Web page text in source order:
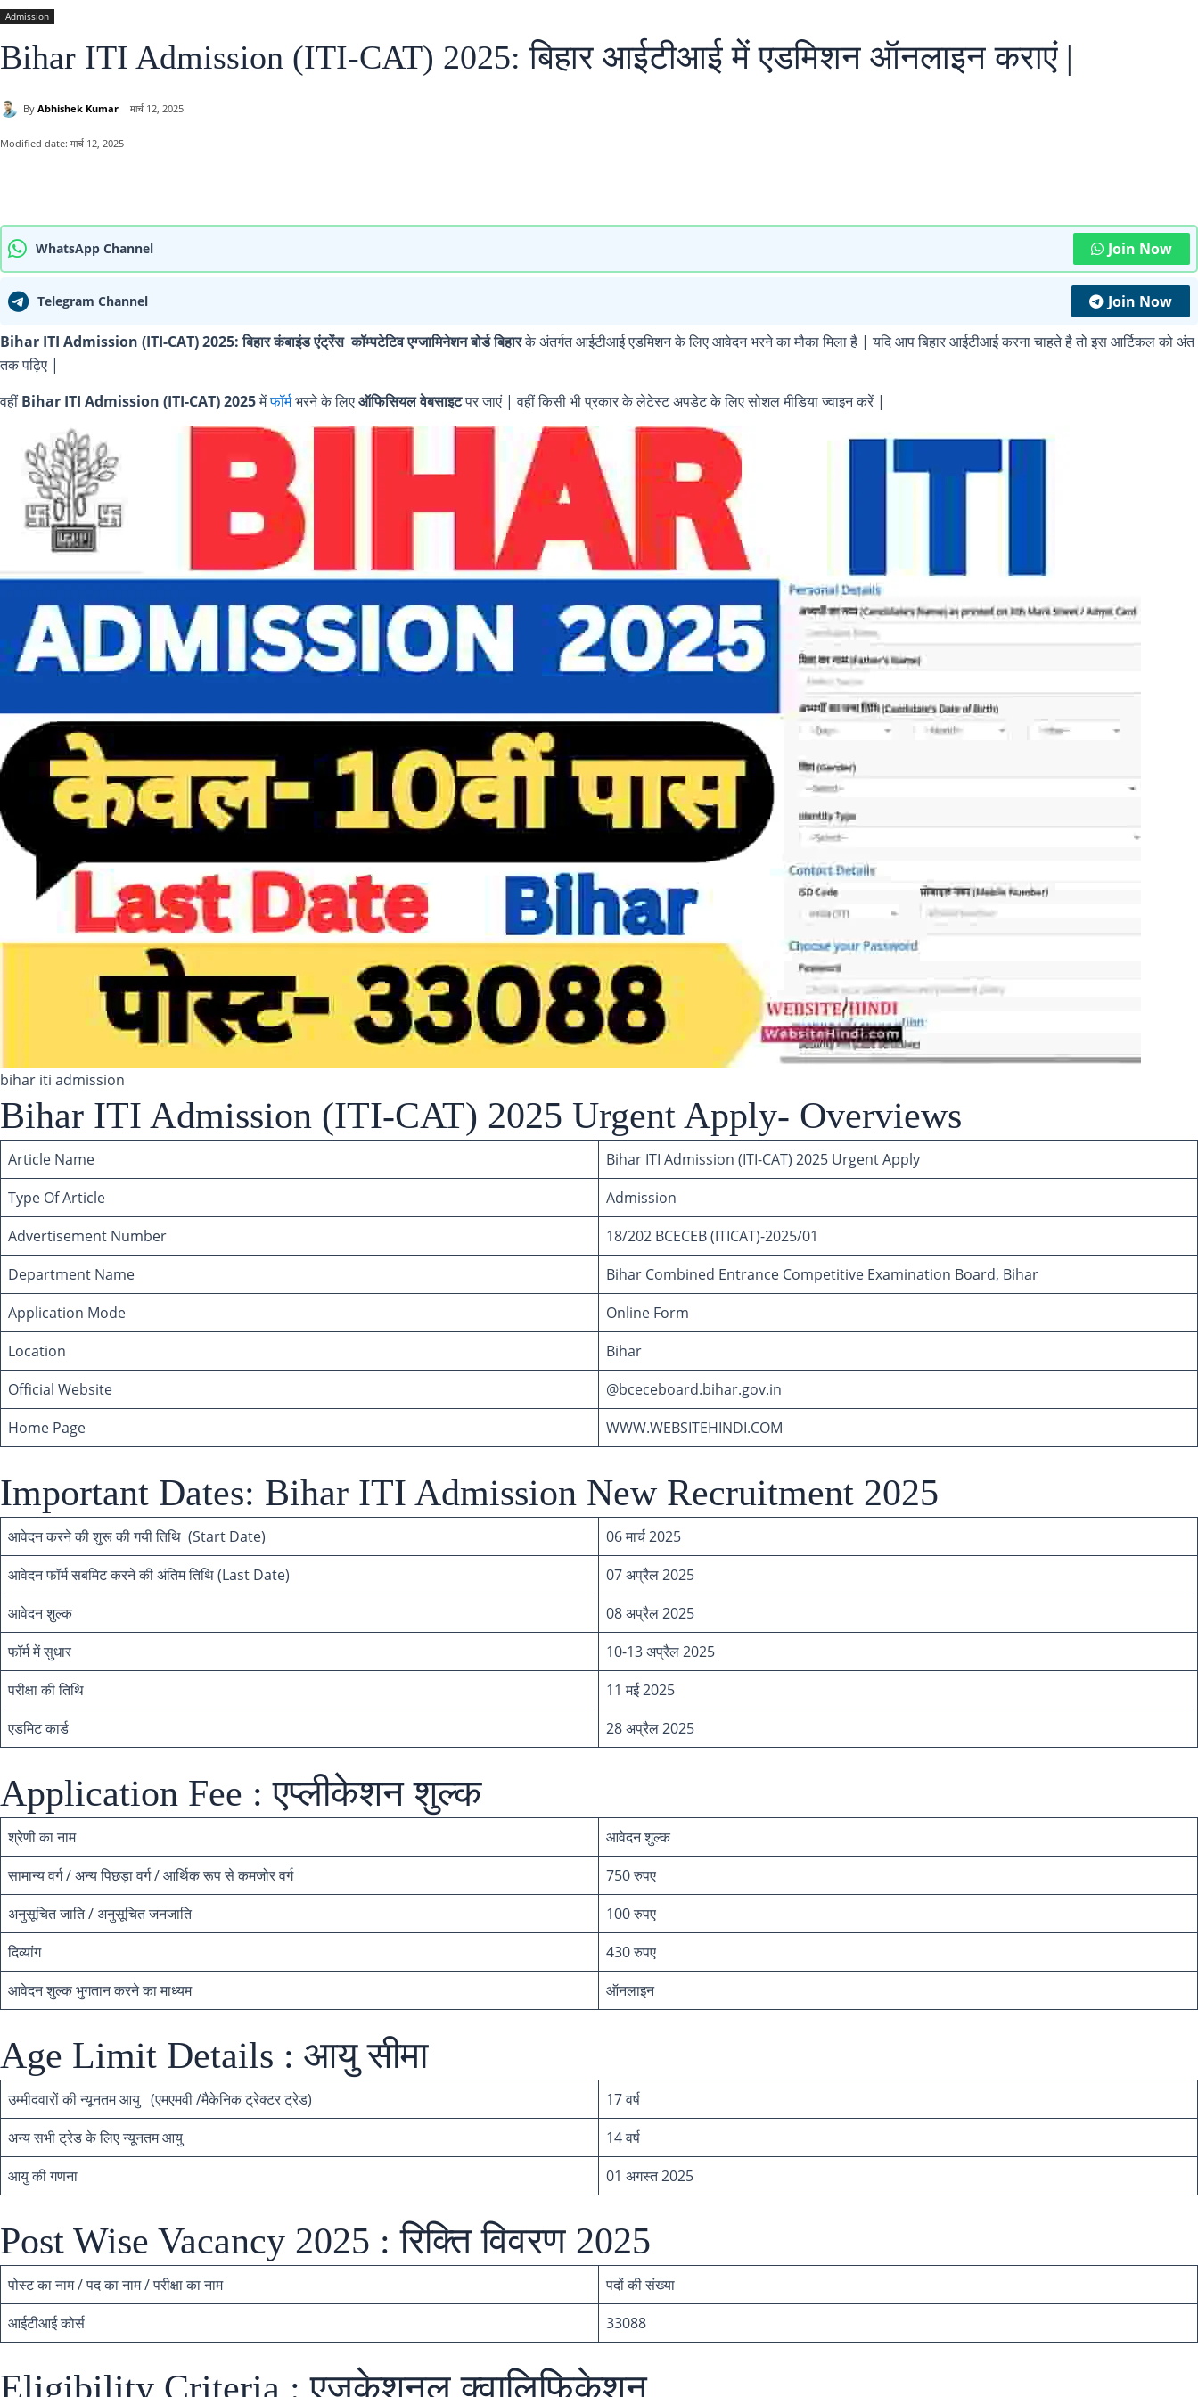
Admission
Bihar ITI Admission (ITI-CAT) 2025: बिहार आईटीआई में एडमिशन ऑनलाइन कराएं |
By Abhishek Kumar मार्च 12, 2025
Modified date: मार्च 12, 2025
WhatsApp Channel Join Now
Telegram Channel Join Now
Bihar ITI Admission (ITI-CAT) 2025: बिहार कंबाइंड एंट्रेंस कॉम्पटेटिव एग्जामिनेशन बोर्ड बिहारके अंतर्गत आईटीआई एडमिशन के लिए आवेदन भरने का मौका मिला है | यदि आप बिहार आईटीआई करना चाहते है तो इस आर्टिकल को अंत
तक पढ़िए |
वहींBihar ITI Admission (ITI-CAT) 2025मेंफॉर्मभरने के लिएऑफिसियल वेबसाइटपर जाएं | वहीं किसी भी प्रकार के लेटेस्ट अपडेट के लिए सोशल मीडिया ज्वाइन करें |
bihar iti admission
Bihar ITI Admission (ITI-CAT) 2025 Urgent Apply- Overviews
Article Name
Bihar ITI Admission (ITI-CAT) 2025 Urgent Apply
Type Of Article
Admission
Advertisement Number
18/202 BCECEB (ITICAT)-2025/01
Department Name
Bihar Combined Entrance Competitive Examination Board, Bihar
Application Mode
Online Form
Location
Bihar
Official Website
@bceceboard.bihar.gov.in
Home Page
WWW.WEBSITEHINDI.COM
Important Dates: Bihar ITI Admission New Recruitment 2025
आवेदन करने की शुरू की गयी तिथि (Start Date)
06 मार्च 2025
आवेदन फॉर्म सबमिट करने की अंतिम तिथि (Last Date)
07 अप्रैल 2025
आवेदन शुल्क
08 अप्रैल 2025
फॉर्म में सुधार
10-13 अप्रैल 2025
परीक्षा की तिथि
11 मई 2025
एडमिट कार्ड
28 अप्रैल 2025
Application Fee : एप्लीकेशन शुल्क
श्रेणी का नाम
आवेदन शुल्क
सामान्य वर्ग / अन्य पिछड़ा वर्ग / आर्थिक रूप से कमजोर वर्ग
750 रुपए
अनुसूचित जाति / अनुसूचित जनजाति
100 रुपए
दिव्यांग
430 रुपए
आवेदन शुल्क भुगतान करने का माध्यम
ऑनलाइन
Age Limit Details : आयु सीमा
उम्मीदवारों की न्यूनतम आयु (एमएमवी /मैकेनिक ट्रेक्टर ट्रेड)
17 वर्ष
अन्य सभी ट्रेड के लिए न्यूनतम आयु
14 वर्ष
आयु की गणना
01 अगस्त 2025
Post Wise Vacancy 2025 : रिक्ति विवरण 2025
पोस्ट का नाम / पद का नाम / परीक्षा का नाम
पदों की संख्या
आईटीआई कोर्स
33088
Eligibility Criteria : एजुकेशनल क्वालिफिकेशन